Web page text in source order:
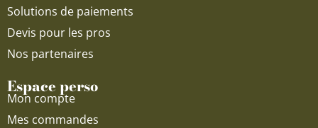
Solutions de paiements
Devis pour les pros
Nos partenaires
Espace perso
Mon compte
Mes commandes